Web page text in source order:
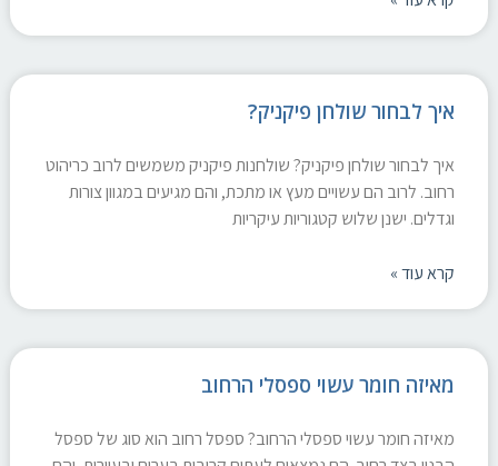
איך לבחור שולחן פיקניק?
איך לבחור שולחן פיקניק? שולחנות פיקניק משמשים לרוב כריהוט
רחוב. לרוב הם עשויים מעץ או מתכת, והם מגיעים במגוון צורות
וגדלים. ישנן שלוש קטגוריות עיקריות
קרא עוד »
מאיזה חומר עשוי ספסלי הרחוב
מאיזה חומר עשוי ספסלי הרחוב? ספסל רחוב הוא סוג של ספסל